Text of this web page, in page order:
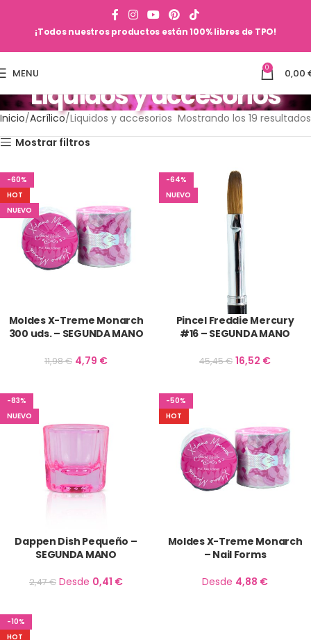
¡Todos nuestros productos están 100% libres de TPO!
MENU 0 0,00
Liquidos y accesorios
Inicio Acrílico Liquidos y accesorios Mostrando los 19 resultados
Mostrar filtros
-60%
HOT
NUEVO
Moldes X-Treme Monarch
300 uds. – SEGUNDA MANO
11,98€ 4,79 €
-64%
NUEVO
Pincel Freddie Mercury
#16 – SEGUNDA MANO
45,45€ 16,52 €
-83%
NUEVO
Dappen Dish Pequeño –
SEGUNDA MANO
2,47€ Desde 0,41 €
-50%
HOT
Moldes X-Treme Monarch
– Nail Forms
Desde 4,88 €
-10%
HOT